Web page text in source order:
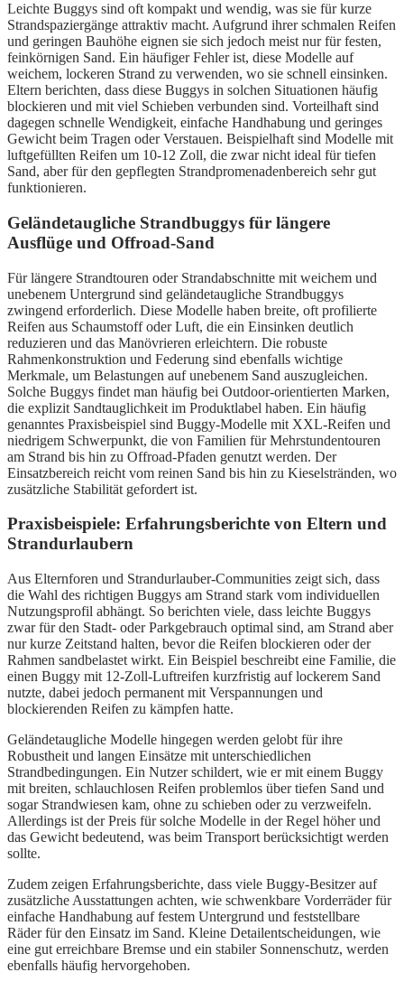
Leichte Buggys sind oft kompakt und wendig, was sie für kurze
Strandspaziergänge attraktiv macht. Aufgrund ihrer schmalen Reifen
und geringen Bauhöhe eignen sie sich jedoch meist nur für festen,
feinkörnigen Sand. Ein häufiger Fehler ist, diese Modelle auf
weichem, lockeren Strand zu verwenden, wo sie schnell einsinken.
Eltern berichten, dass diese Buggys in solchen Situationen häufig
blockieren und mit viel Schieben verbunden sind. Vorteilhaft sind
dagegen schnelle Wendigkeit, einfache Handhabung und geringes
Gewicht beim Tragen oder Verstauen. Beispielhaft sind Modelle mit
luftgefüllten Reifen um 10-12 Zoll, die zwar nicht ideal für tiefen
Sand, aber für den gepflegten Strandpromenadenbereich sehr gut
funktionieren.
Geländetaugliche Strandbuggys für längere
Ausflüge und Offroad-Sand
Für längere Strandtouren oder Strandabschnitte mit weichem und
unebenem Untergrund sind geländetaugliche Strandbuggys
zwingend erforderlich. Diese Modelle haben breite, oft profilierte
Reifen aus Schaumstoff oder Luft, die ein Einsinken deutlich
reduzieren und das Manövrieren erleichtern. Die robuste
Rahmenkonstruktion und Federung sind ebenfalls wichtige
Merkmale, um Belastungen auf unebenem Sand auszugleichen.
Solche Buggys findet man häufig bei Outdoor-orientierten Marken,
die explizit Sandtauglichkeit im Produktlabel haben. Ein häufig
genanntes Praxisbeispiel sind Buggy-Modelle mit XXL-Reifen und
niedrigem Schwerpunkt, die von Familien für Mehrstundentouren
am Strand bis hin zu Offroad-Pfaden genutzt werden. Der
Einsatzbereich reicht vom reinen Sand bis hin zu Kieselstränden, wo
zusätzliche Stabilität gefordert ist.
Praxisbeispiele: Erfahrungsberichte von Eltern und
Strandurlaubern
Aus Elternforen und Strandurlauber-Communities zeigt sich, dass
die Wahl des richtigen Buggys am Strand stark vom individuellen
Nutzungsprofil abhängt. So berichten viele, dass leichte Buggys
zwar für den Stadt- oder Parkgebrauch optimal sind, am Strand aber
nur kurze Zeitstand halten, bevor die Reifen blockieren oder der
Rahmen sandbelastet wirkt. Ein Beispiel beschreibt eine Familie, die
einen Buggy mit 12-Zoll-Luftreifen kurzfristig auf lockerem Sand
nutzte, dabei jedoch permanent mit Verspannungen und
blockierenden Reifen zu kämpfen hatte.
Geländetaugliche Modelle hingegen werden gelobt für ihre
Robustheit und langen Einsätze mit unterschiedlichen
Strandbedingungen. Ein Nutzer schildert, wie er mit einem Buggy
mit breiten, schlauchlosen Reifen problemlos über tiefen Sand und
sogar Strandwiesen kam, ohne zu schieben oder zu verzweifeln.
Allerdings ist der Preis für solche Modelle in der Regel höher und
das Gewicht bedeutend, was beim Transport berücksichtigt werden
sollte.
Zudem zeigen Erfahrungsberichte, dass viele Buggy-Besitzer auf
zusätzliche Ausstattungen achten, wie schwenkbare Vorderräder für
einfache Handhabung auf festem Untergrund und feststellbare
Räder für den Einsatz im Sand. Kleine Detailentscheidungen, wie
eine gut erreichbare Bremse und ein stabiler Sonnenschutz, werden
ebenfalls häufig hervorgehoben.